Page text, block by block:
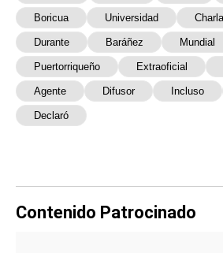
Boricua Universidad Charla
Durante Baráñez Mundial
Puertorriqueño Extraoficial
Agente Difusor Incluso
Declaró
Contenido Patrocinado